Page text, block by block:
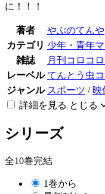
に！！！
著者 やぶのてんや
カテゴリ 少年・青年
雑誌
月刊コロコ
レーベル てんとう虫
ジャンル スポーツ / 映
詳細を見る とじる
シリーズ
全10巻完結
1巻から